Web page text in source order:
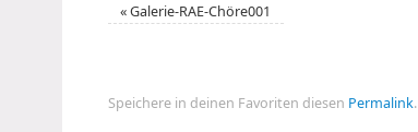
«Galerie-RAE-Chöre001
Speichere in deinen Favoriten diesen Permalink.